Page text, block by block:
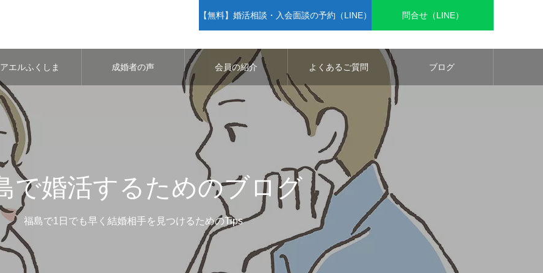
【無料】婚活相談・入会面談の予約（LINE） 問合せ（LINE）
アエルふくしま 成婚者の声 会員の紹介 よくあるご質問 ブログ
で婚活するためのブログ
福島で1日でも早く結婚相手を見つけるためのTips